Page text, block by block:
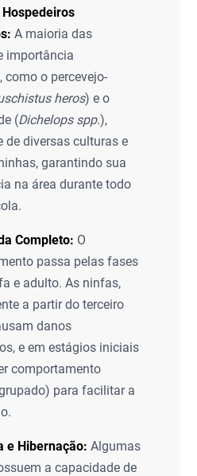
A maioria das
importância
como o percevejo-
heros) e o
(Dichelops spp.),
de diversas culturas e
garantindo sua
na área durante todo
Completo: O
passa pelas fases
e adulto. As ninfas,
a partir do terceiro
danos
e em estágios iniciais
comportamento
para facilitar a
e Hibernação: Algumas
a capacidade de